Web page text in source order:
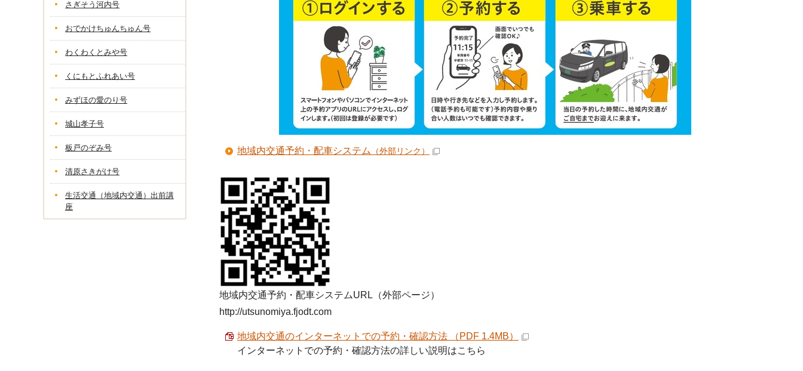
地域内交通予約・配車システム （外部リンク）
地域内交通予約・配車システムURL（外部ページ）
http://utsunomiya.fjodt.com
地域内交通のインターネットでの予約・確認方法 （PDF 1.4MB）
インターネットでの予約・確認方法の詳しい説明はこちら
さぎそう河内号
おでかけちゅんちゅん号
わくわくとみや号
くにもとふれあい号
みずほの愛のり号
城山孝子号
板戸のぞみ号
清原さきがけ号
生活交通（地域内交通）出前講
座